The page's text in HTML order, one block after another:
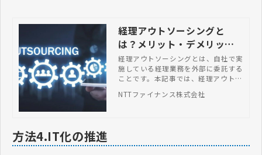
経理アウトソーシングと
は？メリット・デメリット
や料金相場、外注との違い
方など全まとめ
経理アウトソーシングとは、自社で実
施している経理業務を外部に委託する
ことです。本記事では、経理アウトソ
ット・デメリット、失敗しない選び方
NTTファイナンス株式会社
方法4.IT化の推進